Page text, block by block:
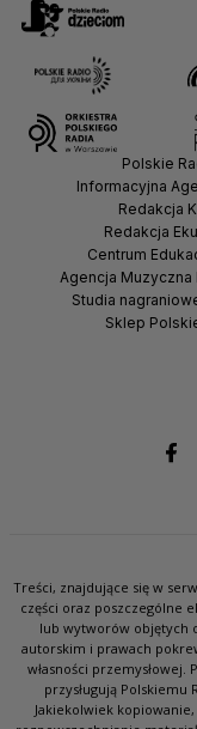
Polskie
Informacyjna
Redakcja
Redakcja
Centrum
Agencja
Studia
Sklep
Treści, znajdujące się w
części oraz poszczególne
lub wytworów objętych
autorskim i prawach
własności
przysługują Polskiemu
Jakiekolwiek